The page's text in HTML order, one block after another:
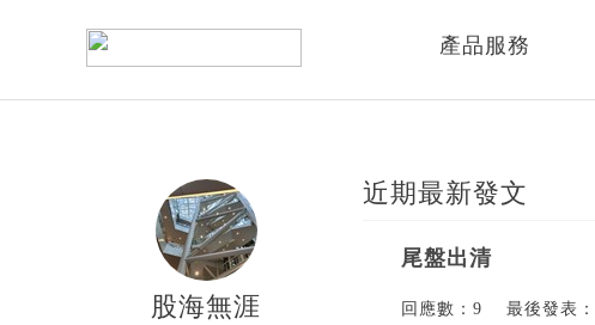
產品服務
股海無涯
近期最新發文
尾盤出清
回應數：9 最後發表：